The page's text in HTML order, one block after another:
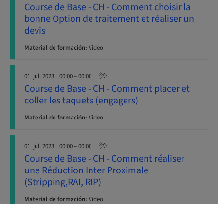
Course de Base - CH - Comment choisir la
bonne Option de traitement et réaliser un
devis
Material de formación: Video
01. jul. 2023 | 00:00 – 00:00
Course de Base - CH - Comment placer et
coller les taquets (engagers)
Material de formación: Video
01. jul. 2023 | 00:00 – 00:00
Course de Base - CH - Comment réaliser
une Réduction Inter Proximale
(Stripping,RAI, RIP)
Material de formación: Video